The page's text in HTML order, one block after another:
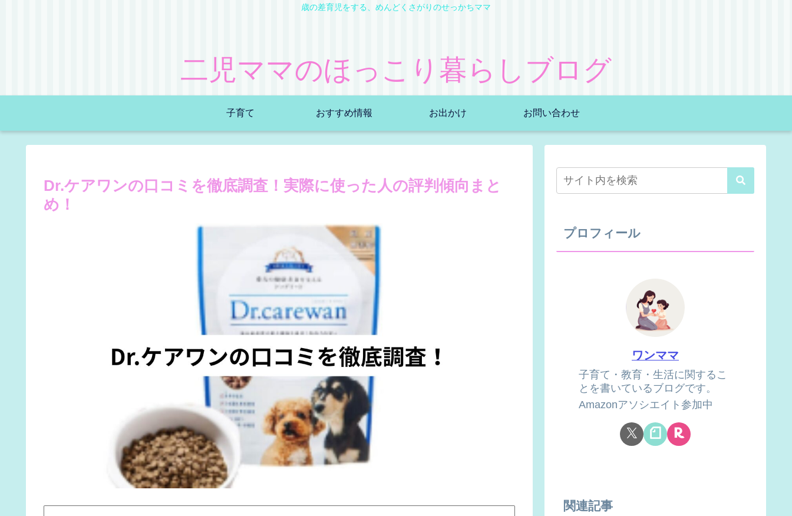
歳の差育児をする、めんどくさがりのせっかちママ
二児ママのほっこり暮らしブログ
子育て おすすめ情報 お出かけ お問い合わせ
Dr.ケアワンの口コミを徹底調査！実際に使った人の評判傾向まと
め！
プロフィール
ワンママ
子育て・教育・生活に関するこ
とを書いているブログです。
Amazonアソシエイト参加中
関連記事